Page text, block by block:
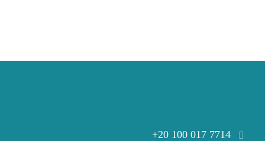
+20 100 017 7714